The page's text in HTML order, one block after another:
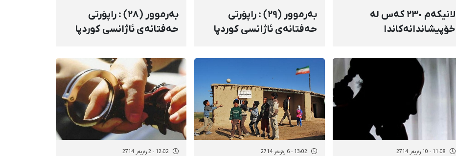
لانیکەم ٢٣٠ کەس لە
خۆپیشاندانەکاندا
کراون
بەرموور (٢٩) : راپۆرتی
حەفتانەی ئاژانسی کوردپا
بەرموور (٢٨) : راپۆرتی
حەفتانەی ئاژانسی کوردپا
11:08 - 10 رەزبەر 2714 13:02 - 6 رەزبەر 2714 12:02 - 2 رەزبەر 2714